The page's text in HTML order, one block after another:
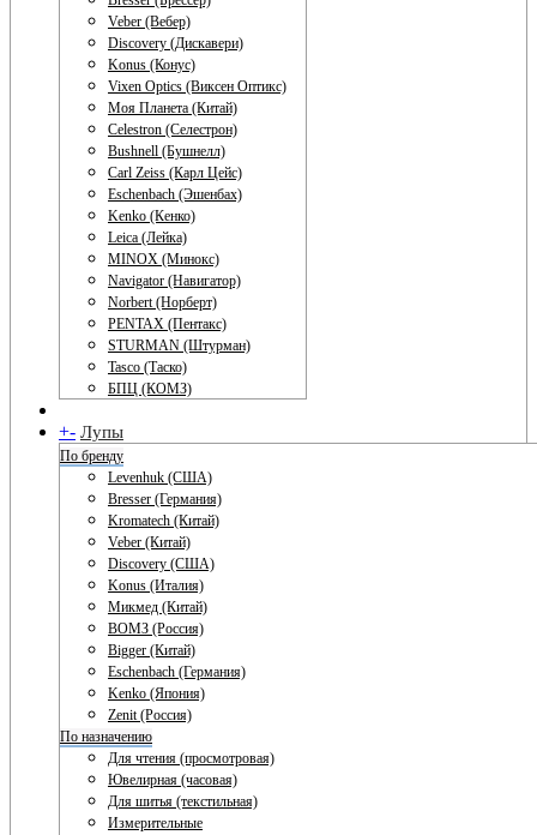
Veber (Вебер)
Discovery (Дискавери)
Konus (Конус)
Vixen Optics (Виксен Оптикс)
Моя Планета (Китай)
Celestron (Селестрон)
Bushnell (Бушнелл)
Carl Zeiss (Карл Цейс)
Eschenbach (Эшенбах)
Kenko (Кенко)
Leica (Лейка)
MINOX (Минокс)
Navigator (Навигатор)
Norbert (Норберт)
PENTAX (Пентакс)
STURMAN (Штурман)
Tasco (Таско)
БПЦ (КОМЗ)
+- Лупы
По бренду
Levenhuk (США)
Bresser (Германия)
Kromatech (Китай)
Veber (Китай)
Discovery (США)
Konus (Италия)
Микмед (Китай)
ВОМЗ (Россия)
Bigger (Китай)
Eschenbach (Германия)
Kenko (Япония)
Zenit (Россия)
По назначению
Для чтения (просмотровая)
Ювелирная (часовая)
Для шитья (текстильная)
Измерительные